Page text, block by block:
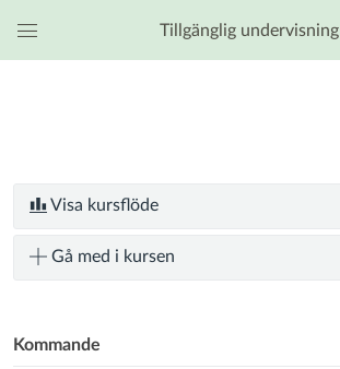
Tillgänglig undervisning
Visa kursflöde
Gå med i kursen
Kommande